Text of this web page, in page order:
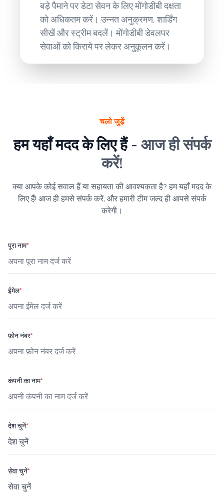
बड़े पैमाने पर डेटा सेवन के लिए मोंगोडीबी दक्षता
को अधिकतम करें। उन्नत अनुक्रमण, शार्डिंग
सीखें और स्ट्रीम बदलें। मोंगोडीबी डेवलपर
सेवाओं को किराये पर लेकर अनुकूलन करें।
चलो जुड़ें
हम यहाँ मदद के लिए हैं - आज ही संपर्क
करें!
क्या आपके कोई सवाल हैं या सहायता की आवश्यकता है? हम यहाँ मदद के
लिए हैं! आज ही हमसे संपर्क करें, और हमारी टीम जल्द ही आपसे संपर्क
करेगी।
पूरा नाम*
ईमेल*
फ़ोन नंबर*
कंपनी का नाम*
देश चुनें*
सेवा चुनें*